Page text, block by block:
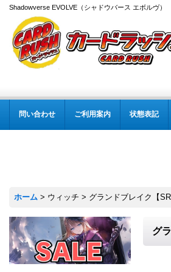
Shadowverse EVOLVE（シャドウバース エボルヴ
問い合わせ ご利用案内 状態表記
ホーム > ウィッチ > グランドブレイク【
グ